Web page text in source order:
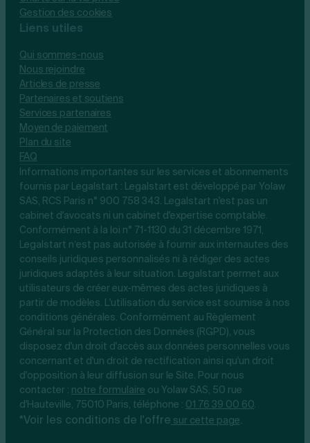
Gestion des cookies
Liens utiles
Qui sommes-nous
Nous rejoindre
Articles de presse
Partenaires et soutiens
Services partenaires
Moyen de paiement
Plan du site
FAQ
Informations importantes sur les services et abonnements
fournis par Legalstart : Legalstart est développé par Yolaw
SAS, RCS Paris n° 900 758 343. Legalstart n'est pas un
cabinet d'avocats ni un cabinet d'expertise comptable.
Conformément à la loi n° 71-1130 du 31 décembre 1971,
Legalstart n’est pas autorisée à fournir aux internautes des
conseils juridiques personnalisés ni à rédiger des actes
juridiques adaptés à leur situation. Legalstart permet aux
utilisateurs de créer eux-mêmes des actes juridiques à
partir de modèles. L'utilisation du service est soumise à nos
conditions générales. Conformément au Règlement
Général sur la Protection des Données (RGPD), vous
disposez d'un droit d'accès aux données personnelles vous
concernant et d'un droit de rectification ainsi qu'un droit
d'opposition à leur diffusion sur le Site. Pour nous
contacter : notre formulaire ou Yolaw SAS, 50 rue
d'Hauteville, 75010 Paris, téléphone : 01 76 39 00 60.
*Voir les conditions de l'offre sur cette page.